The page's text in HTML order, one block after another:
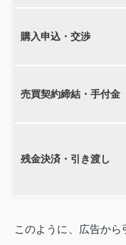
購入申込・交渉
売買契約締結・手付金
残金決済・引き渡し
このように、広告か